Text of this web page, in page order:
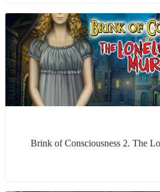
Brink of Consciousness 2. The